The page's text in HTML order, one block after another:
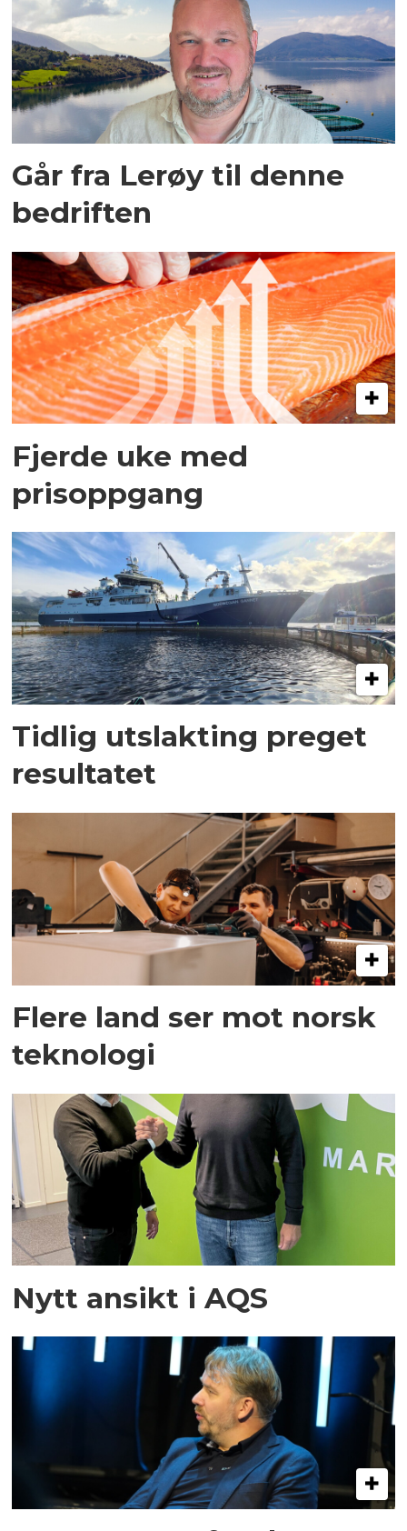
Går fra Lerøy til denne
bedriften
Fjerde uke med
prisoppgang
Tidlig utslakting preget
resultatet
Flere land ser mot norsk
teknologi
Nytt ansikt i AQS